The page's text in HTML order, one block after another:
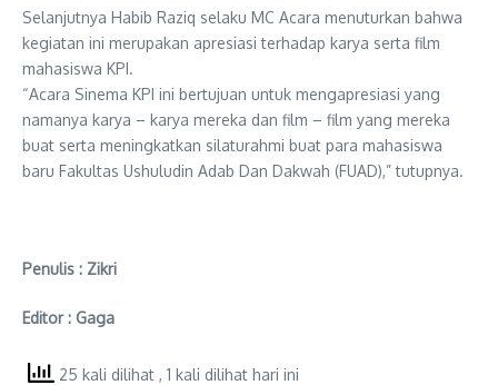
Selanjutnya Habib Raziq selaku MC Acara menuturkan bahwa
kegiatan ini merupakan apresiasi terhadap karya serta film
mahasiswa KPI.
“Acara Sinema KPI ini bertujuan untuk mengapresiasi yang
namanya karya – karya mereka dan film – film yang mereka
buat serta meningkatkan silaturahmi buat para mahasiswa
baru Fakultas Ushuludin Adab Dan Dakwah (FUAD),” tutupnya.
Penulis : Zikri
Editor : Gaga
25 kali dilihat , 1 kali dilihat hari ini